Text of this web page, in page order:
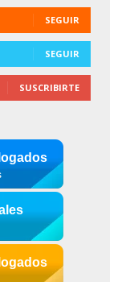
SEGUIR
SEGUIR
SUSCRIBIRTE